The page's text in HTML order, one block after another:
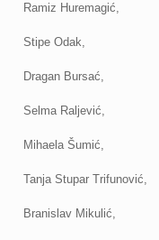
Ramiz Huremagić,
Stipe Odak,
Dragan Bursać,
Selma Raljević,
Mihaela Šumić,
Tanja Stupar Trifunović,
Branislav Mikulić,